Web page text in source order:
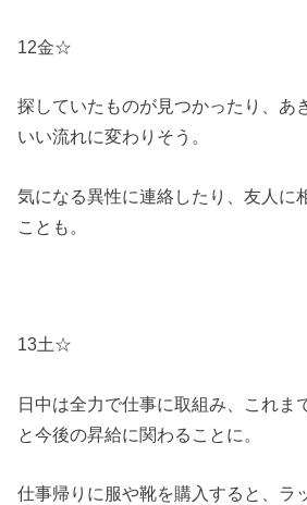
12金☆
探していたものが見つかったり、あ
いい流れに変わりそう。
気になる異性に連絡したり、友人に
ことも。
13土☆
日中は全力で仕事に取組み、これま
と今後の昇給に関わることに。
仕事帰りに服や靴を購入すると、ラ